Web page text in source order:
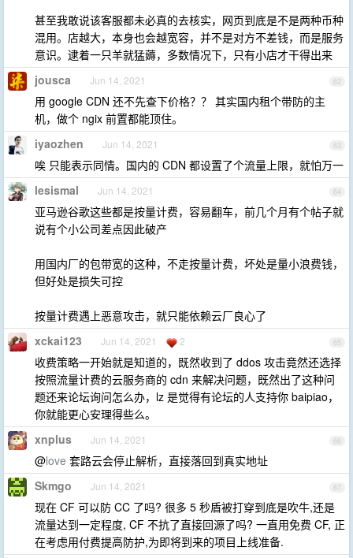
甚至我敢说该客服都未必真的去核实，网页到底是不是两种币种
混用。店越大，本身也会越宽容，并不是对方不差钱，而是服务
意识。逮着一只羊就猛薅，多数情况下，只有小店才干得出来
62
jousca Jun 14, 2021
用 google CDN 还不先查下价格？？ 其实国内租个带防的主
机，做个 ngix 前置都能顶住。
63
iyaozhen Jun 14, 2021
唉 只能表示同情。国内的 CDN 都设置了个流量上限，就怕万一
64
lesismal Jun 14, 2021
亚马逊谷歌这些都是按量计费，容易翻车，前几个月有个帖子就
说有个小公司差点因此破产
用国内厂的包带宽的这种，不走按量计费，坏处是量小浪费钱，
但好处是损失可控
按量计费遇上恶意攻击，就只能依赖云厂良心了
65
xckai123 Jun 14, 2021 2
收费策略一开始就是知道的，既然收到了 ddos 攻击竟然还选择
按照流量计费的云服务商的 cdn 来解决问题，既然出了这种问
题还来论坛询问怎么办，lz 是觉得有论坛的人支持你 baipiao，
你就能更心安理得些么。
66
xnplus Jun 14, 2021
@love 套路云会停止解析，直接落回到真实地址
67
Skmgo Jun 14, 2021
现在 CF 可以防 CC 了吗? 很多 5 秒盾被打穿到底是吹牛,还是
流量达到一定程度, CF 不抗了直接回源了吗? 一直用免费 CF, 正
在考虑用付费提高防护,为即将到来的项目上线准备.